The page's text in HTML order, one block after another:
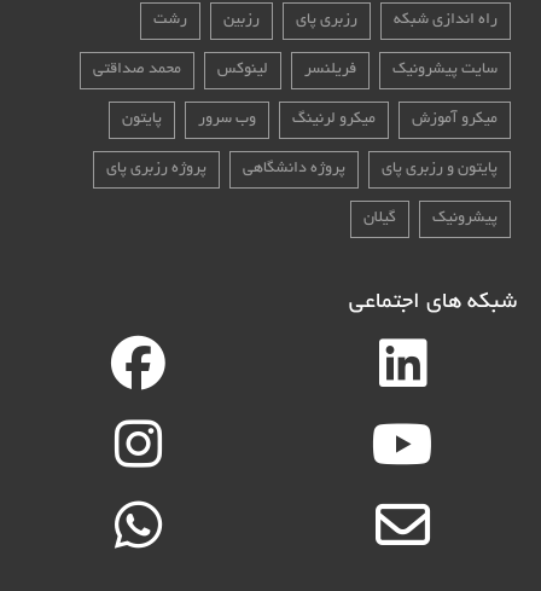
راه اندازی شبکه رزبری پای رزبین رشت
سایت پیشرونیک فریلنسر لینوکس محمد صداقتی
میکرو آموزش میکرو لرنینگ وب سرور پایتون
پایتون و رزبری پای پروژه دانشگاهی پروژه رزبری پای
پیشرونیک گیلان
شبکه های اجتماعی